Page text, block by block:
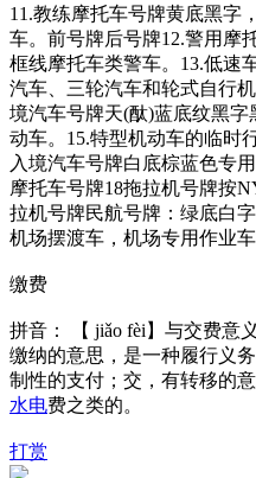
11.教练摩托车号牌黄底黑字
车。前号牌后号牌12.警用摩
框线摩托车类警车。13.低速
汽车、三轮汽车和轮式自行
境汽车号牌天(酞)蓝底纹黑
动车。15.特型机动车的临时
入境汽车号牌白底棕蓝色专
摩托车号牌18拖拉机号牌按
拉机号牌民航号牌：绿底白
机场摆渡车，机场专用作业车
缴费
拼音： 【 jiǎo fèi】与交费意
缴纳的意思，是一种履行义
制性的支付；交，有转移的
水电费之类的。
打赏